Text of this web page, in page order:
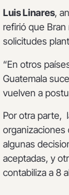
Luis Linares,
refirió que
solicitudes
“En otros
Guatemala
vuelven a
Por otra parte,
organizaciones
algunas
aceptadas, y
contabiliza a 8